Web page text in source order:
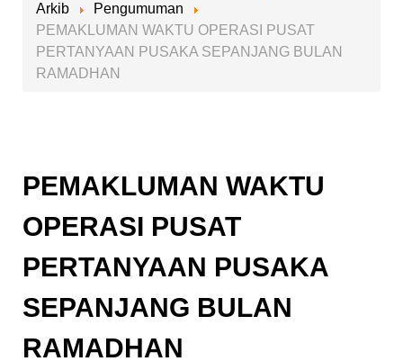
Arkib
Pengumuman
PEMAKLUMAN WAKTU OPERASI PUSAT
PERTANYAAN PUSAKA SEPANJANG BULAN
RAMADHAN
PEMAKLUMAN WAKTU
OPERASI PUSAT
PERTANYAAN PUSAKA
SEPANJANG BULAN
RAMADHAN